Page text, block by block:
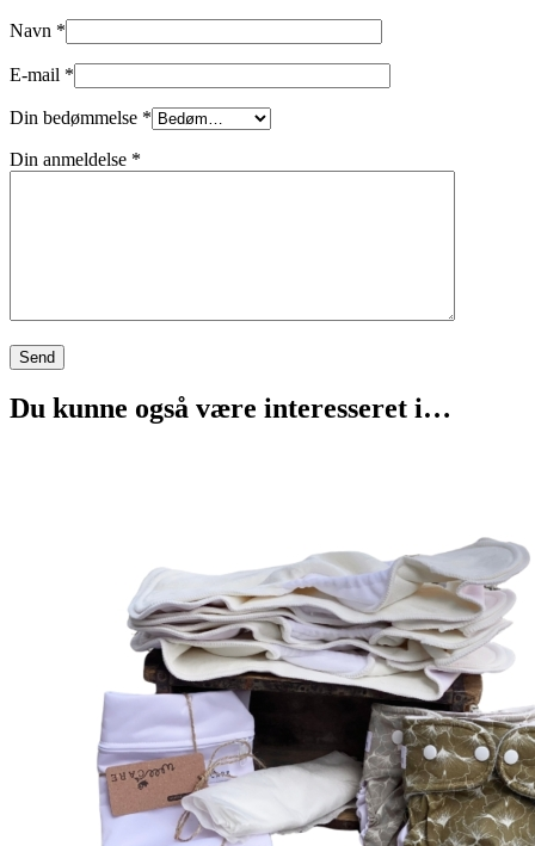
Navn *
E-mail *
Din bedømmelse *
Din anmeldelse *
Du kunne også være interesseret i…